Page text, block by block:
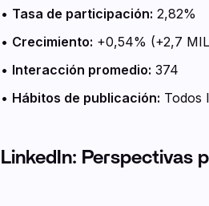
• Tasa de participación: 2,82%
• Crecimiento: +0,54% (+2,7
• Interacción promedio: 374
• Hábitos de publicación: Todos
LinkedIn: Perspectivas